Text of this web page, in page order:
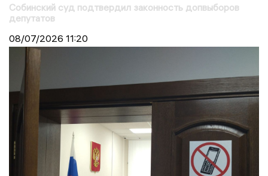
Собинский суд подтвердил законность допвыборов
депутатов
08/07/2026 11:20